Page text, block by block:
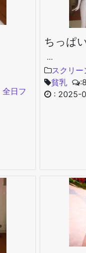
全日フ
ちっぱ
…
スクリー
貧乳
:8
: 2025-